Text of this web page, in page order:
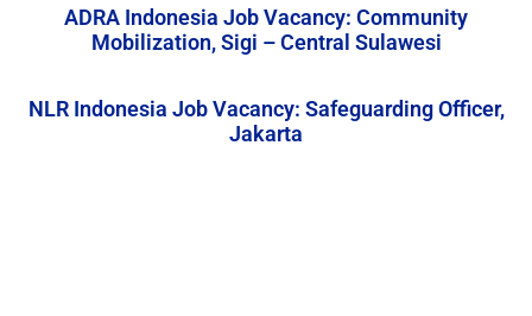
ADRA Indonesia Job Vacancy: Community
Mobilization, Sigi – Central Sulawesi
NLR Indonesia Job Vacancy: Safeguarding Officer,
Jakarta